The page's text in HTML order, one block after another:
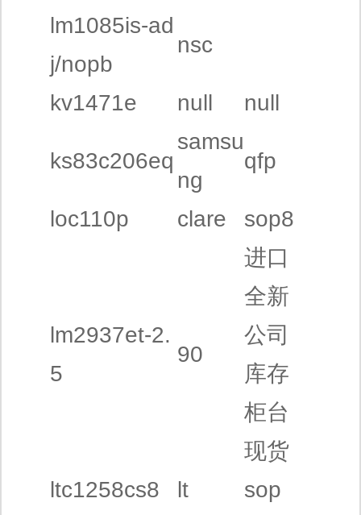
lm1085is-ad
j/nopb
nsc
kv1471e null null
ks83c206eq
samsu
ng
qfp
loc110p clare sop8
lm2937et-2.
5
90
进口
全新
公司
库存
柜台
现货
ltc1258cs8
lt
sop